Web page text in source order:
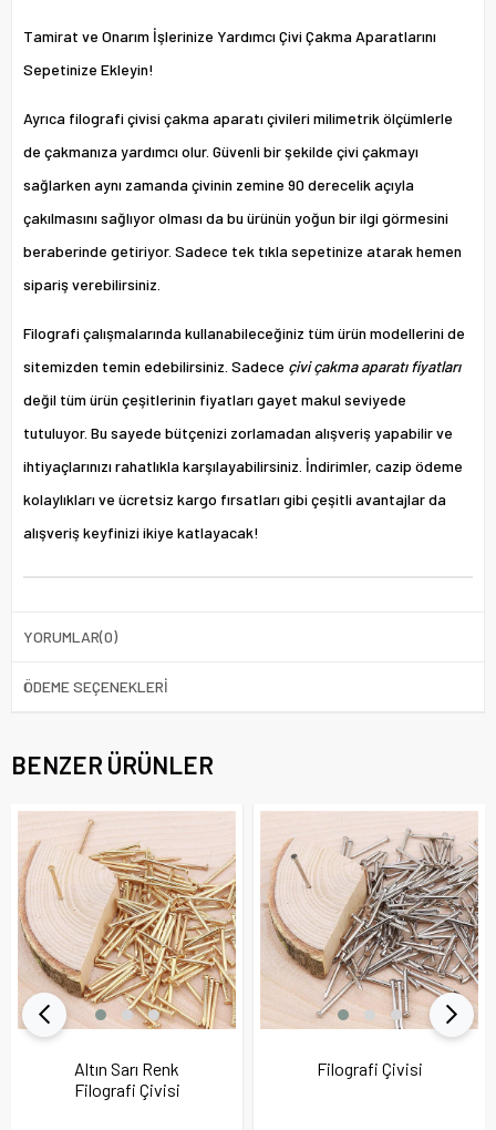
Tamirat ve Onarım İşlerinize Yardımcı Çivi Çakma Aparatlarını
Sepetinize Ekleyin!
Ayrıca filografi çivisi çakma aparatı çivileri milimetrik ölçümlerle
de çakmanıza yardımcı olur. Güvenli bir şekilde çivi çakmayı
sağlarken aynı zamanda çivinin zemine 90 derecelik açıyla
çakılmasını sağlıyor olması da bu ürünün yoğun bir ilgi görmesini
beraberinde getiriyor. Sadece tek tıkla sepetinize atarak hemen
sipariş verebilirsiniz.
Filografi çalışmalarında kullanabileceğiniz tüm ürün modellerini de
sitemizden temin edebilirsiniz. Sadece çivi çakma aparatı fiyatları
değil tüm ürün çeşitlerinin fiyatları gayet makul seviyede
tutuluyor. Bu sayede bütçenizi zorlamadan alışveriş yapabilir ve
ihtiyaçlarınızı rahatlıkla karşılayabilirsiniz. İndirimler, cazip ödeme
kolaylıkları ve ücretsiz kargo fırsatları gibi çeşitli avantajlar da
alışveriş keyfinizi ikiye katlayacak!
YORUMLAR(0)
ÖDEME SEÇENEKLERI
BENZER ÜRÜNLER
Altın Sarı Renk
Filografi Çivisi
Filografi Çivisi